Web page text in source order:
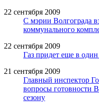
22 сентября 2009
С мэрии Волгограда
коммунального
22 сентября 2009
Газ придет еще в один
21 сентября 2009
Главный инспектор
вопросы готовности
сезону